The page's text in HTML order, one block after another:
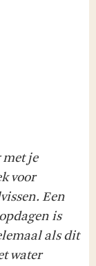
met je
voor
Een
is
als dit
water